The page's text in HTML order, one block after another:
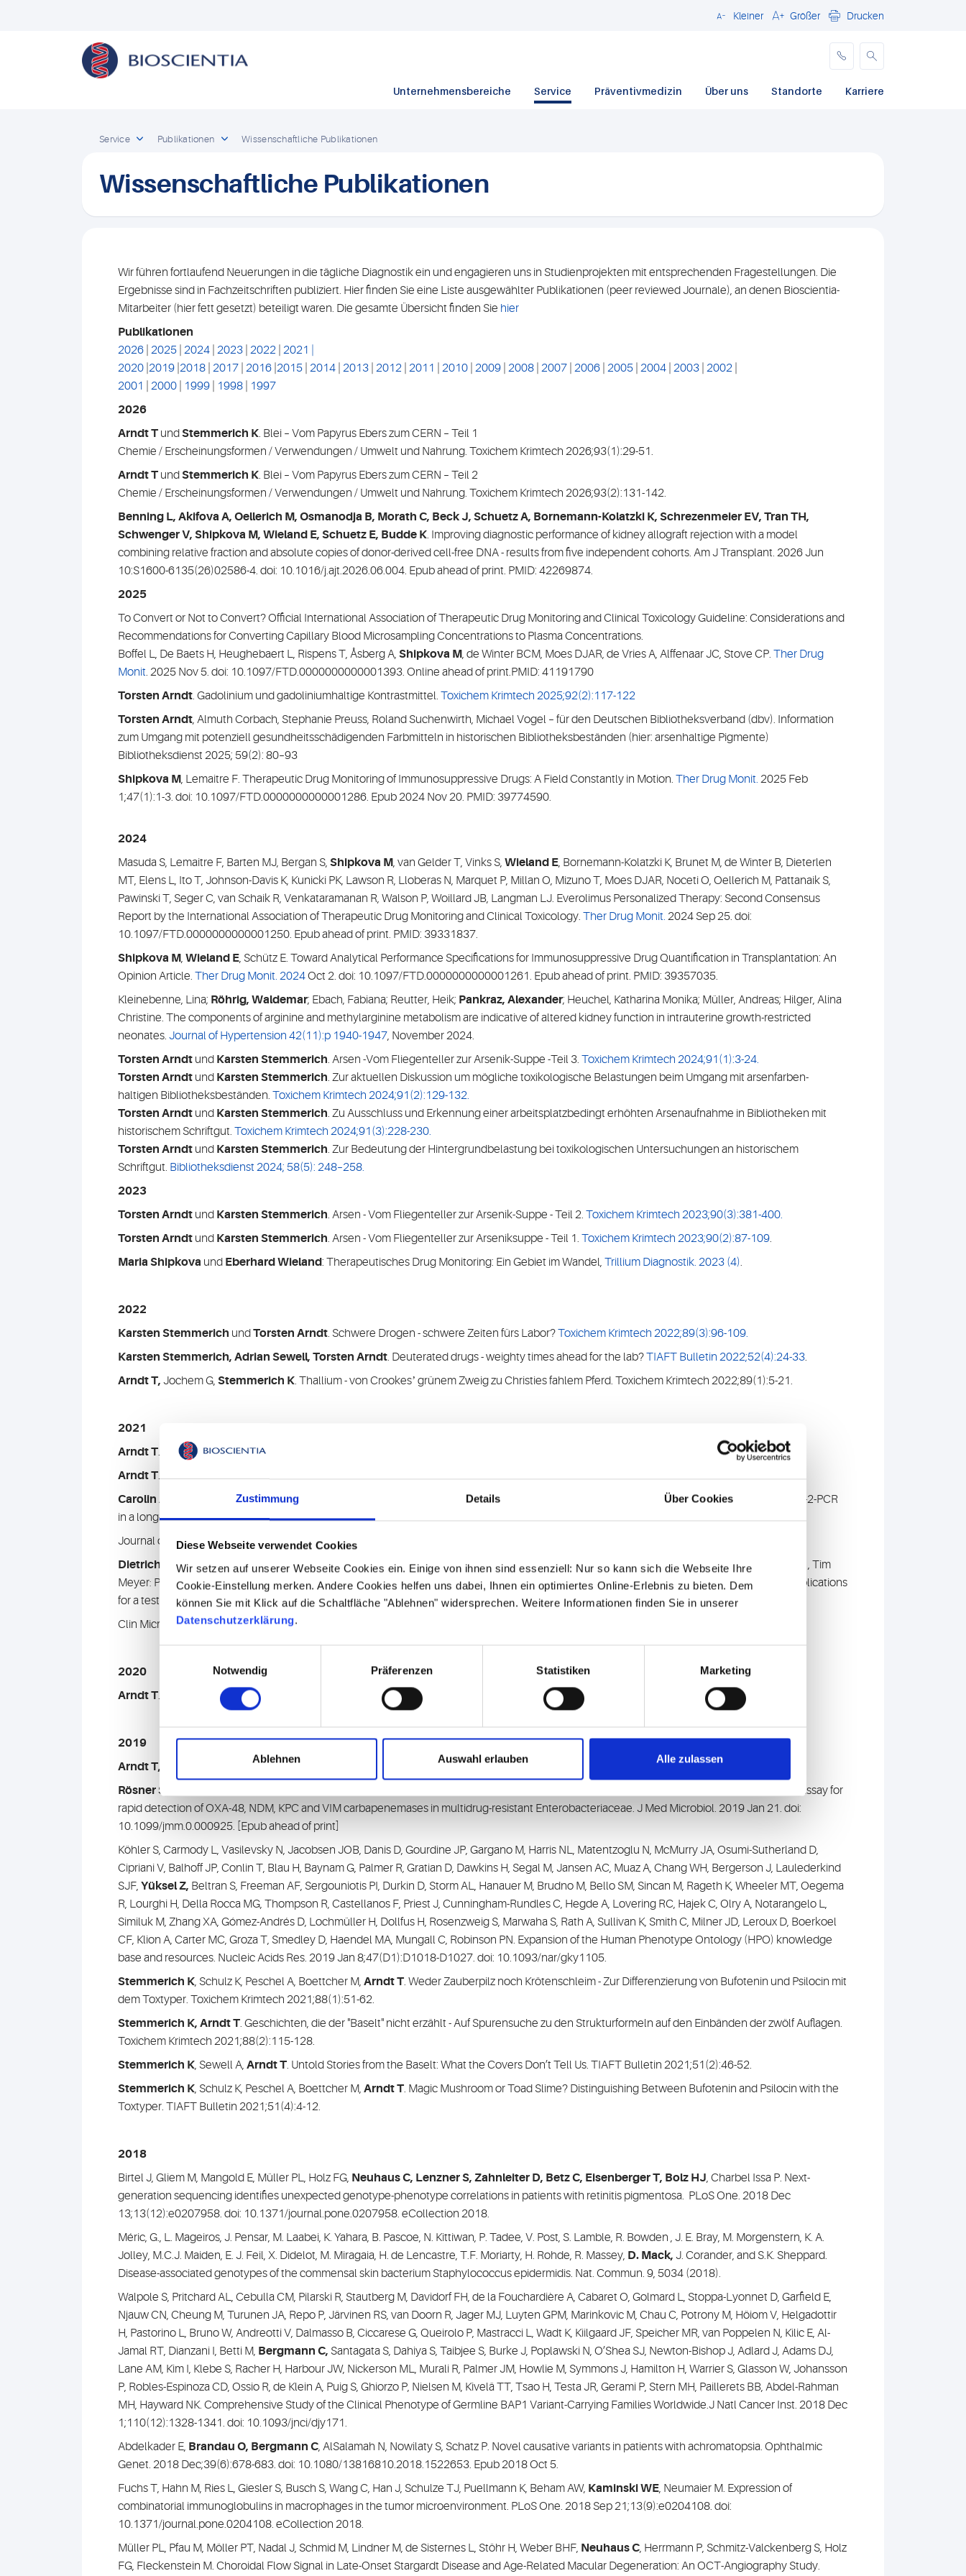
Zustimmung Details Über Cookies
Diese Webseite verwendet Cookies
Wir setzen auf unserer Webseite Cookies ein. Einige von ihnen sind essenziell: Nur so kann sich die Webseite Ihre
Cookie-Einstellung merken. Andere Cookies helfen uns dabei, Ihnen ein optimiertes Online-Erlebnis zu bieten. Dem
können Sie mit Klick auf die Schaltfläche "Ablehnen" widersprechen. Weitere Informationen finden Sie in unserer
Datenschutzerklärung.
Notwendig
Präferenzen Statistiken Marketing
Ablehnen Auswahl erlauben Alle zulassen
Schließen
Kleiner Größer Drucken
Unternehmensbereiche Service Präventivmedizin Über uns Standorte Karriere
Service Publikationen Wissenschaftliche Publikationen
Wissenschaftliche Publikationen
Wir führen fortlaufend Neuerungen in die tägliche Diagnostik ein und engagieren uns in Studienprojekten mit entsprechenden Fragestellungen. Die
Ergebnisse sind in Fachzeitschriften publiziert. Hier finden Sie eine Liste ausgewählter Publikationen (peer reviewed Journale), an denen Bioscientia-
Mitarbeiter (hier fett gesetzt) beteiligt waren. Die gesamte Übersicht finden Sie hier
Publikationen
2026 2025 2024 2023 2022 2021
2020 2019 2018 2017 2016 2015 2014 2013 2012 2011 2010 2009 2008 2007 2006 2005 2004 2003 2002
2001
2000 1999 1998
1997
2026
Arndt T undStemmerich K. Blei – Vom Papyrus Ebers zum CERN – Teil 1
Chemie / Erscheinungsformen / Verwendungen / Umwelt und Nahrung. Toxichem Krimtech 2026;93(1):29-51.
Arndt T undStemmerich K. Blei – Vom Papyrus Ebers zum CERN – Teil 2
Chemie / Erscheinungsformen / Verwendungen / Umwelt und Nahrung. Toxichem Krimtech 2026;93(2):131-142.
Benning L, Akifova A, Oellerich M, Osmanodja B, Morath C, Beck J, Schuetz A, Bornemann-Kolatzki K, Schrezenmeier EV, Tran TH,
Schwenger V, Shipkova M, Wieland E, Schuetz E, Budde K. Improving diagnostic performance of kidney allograft rejection with a model
combining relative fraction and absolute copies of donor-derived cell-free DNA - results from five independent cohorts. Am J Transplant. 2026 Jun
10:S1600-6135(26)02586-4. doi: 10.1016/j.ajt.2026.06.004. Epub ahead of print. PMID: 42269874.
2025
To Convert or Not to Convert? Official International Association of Therapeutic Drug Monitoring and Clinical Toxicology Guideline: Considerations and
Recommendations for Converting Capillary Blood Microsampling Concentrations to Plasma Concentrations.
Boffel L, De Baets H, Heughebaert L, Rispens T, Åsberg A, Shipkova M, de Winter BCM, Moes DJAR, de Vries A, Alffenaar JC, Stove CP. Ther Drug
Monit. 2025 Nov 5. doi: 10.1097/FTD.0000000000001393. Online ahead of print.PMID: 41191790
Torsten Arndt. Gadolinium und gadoliniumhaltige Kontrastmittel. Toxichem Krimtech 2025;92(2):117-122
Torsten Arndt, Almuth Corbach, Stephanie Preuss, Roland Suchenwirth, Michael Vogel – für den Deutschen Bibliotheksverband (dbv). Information
zum Umgang mit potenziell gesundheitsschädigenden Farbmitteln in historischen Bibliotheksbeständen (hier: arsenhaltige Pigmente)
Bibliotheksdienst 2025; 59(2): 80–93
Shipkova M, Lemaitre F. Therapeutic Drug Monitoring of Immunosuppressive Drugs: A Field Constantly in Motion. Ther Drug Monit. 2025 Feb
1;47(1):1-3. doi: 10.1097/FTD.0000000000001286. Epub 2024 Nov 20. PMID: 39774590.
2024
Masuda S, Lemaitre F, Barten MJ, Bergan S, Shipkova M, van Gelder T, Vinks S, Wieland E, Bornemann-Kolatzki K, Brunet M, de Winter B, Dieterlen
MT, Elens L, Ito T, Johnson-Davis K, Kunicki PK, Lawson R, Lloberas N, Marquet P, Millan O, Mizuno T, Moes DJAR, Noceti O, Oellerich M, Pattanaik S,
Pawinski T, Seger C, van Schaik R, Venkataramanan R, Walson P, Woillard JB, Langman LJ. Everolimus Personalized Therapy: Second Consensus
Report by the International Association of Therapeutic Drug Monitoring and Clinical Toxicology. Ther Drug Monit. 2024 Sep 25. doi:
10.1097/FTD.0000000000001250. Epub ahead of print. PMID: 39331837.
Shipkova M, Wieland E, Schütz E. Toward Analytical Performance Specifications for Immunosuppressive Drug Quantification in Transplantation: An
Opinion Article. Ther Drug Monit. 2024Oct 2. doi: 10.1097/FTD.0000000000001261. Epub ahead of print. PMID: 39357035.
Kleinebenne, Lina; Röhrig, Waldemar; Ebach, Fabiana; Reutter, Heik; Pankraz, Alexander; Heuchel, Katharina Monika; Müller, Andreas; Hilger, Alina
Christine. The components of arginine and methylarginine metabolism are indicative of altered kidney function in intrauterine growth-restricted
neonates. Journal of Hypertension 42(11):p 1940-1947, November 2024.
Torsten Arndt und Karsten Stemmerich. Arsen -Vom Fliegenteller zur Arsenik-Suppe -Teil 3. Toxichem Krimtech 2024;91(1):3-24.
Torsten Arndt und Karsten Stemmerich. Zur aktuellen Diskussion um mögliche toxikologische Belastungen beim Umgang mit arsenfarben-
haltigen Bibliotheksbeständen. Toxichem Krimtech 2024;91(2):129-132.
Torsten Arndt und Karsten Stemmerich. Zu Ausschluss und Erkennung einer arbeitsplatzbedingt erhöhten Arsenaufnahme in Bibliotheken mit
historischem Schriftgut. Toxichem Krimtech 2024;91(3):228-230.
Torsten Arndt und Karsten Stemmerich. Zur Bedeutung der Hintergrundbelastung bei toxikologischen Untersuchungen an historischem
Schriftgut. Bibliotheksdienst 2024; 58(5): 248–258.
2023
Torsten Arndt und Karsten Stemmerich. Arsen - Vom Fliegenteller zur Arsenik-Suppe - Teil 2. Toxichem Krimtech 2023;90(3):381-400.
Torsten Arndt und Karsten Stemmerich. Arsen - Vom Fliegenteller zur Arseniksuppe - Teil 1. Toxichem Krimtech 2023;90(2):87-109.
Maria Shipkova und Eberhard Wieland: Therapeutisches Drug Monitoring: Ein Gebiet im Wandel, Trillium Diagnostik. 2023 (4).
2022
Karsten Stemmerich undTorsten Arndt. Schwere Drogen - schwere Zeiten fürs Labor?Toxichem Krimtech 2022;89(3):96-109.
Karsten Stemmerich, Adrian Sewell, Torsten Arndt. Deuterated drugs - weighty times ahead for the lab?TIAFT Bulletin 2022;52(4):24-33.
Arndt T, Jochem G, Stemmerich K. Thallium - von Crookesʼ grünem Zweig zu Christies fahlem Pferd. Toxichem Krimtech 2022;89(1):5-21.
2021
Arndt T. Phosphin und Phosphide. Toxichem Krimtech 2022;89(2):50-56.
Arndt T. Faszinosum Interdisziplinarität - Der Blick über den Tellerrand. Toxichem Krimtech 2022;89(2):60-61.
Carolin Ade
Joachim Pum,Iris Abele , Dirk Bockmühl,Bernhard Zöllner:
Analysis of cycle threshold values in SARS-CoV-2-PCR
in a long-term study.
Journal of Clinical Virology 138 (2021) 104791
Dietrich Mack , Barbara Christine Gärtner, Annika Rössler Janine Kimpel,Katrin Donde ,Oliver Harzer , Werner Krutsch, Dorothee von Laer
, Tim
Meyer: Prevalence of SARS-CoV-2 IgG antibodies in a large prospective cohort study of elite football players in Germany (May-June 2020): implications
for a testing protocol in asymptomatic individuals and estimation of the rate of undetected cases.
Clin Microbiol Infect. 2021 Mar;27(3):473.e1-473.e4. doi: 10.1016/j.cmi.2020.11.033. Epub 2020 Dec 5.
2020
Arndt T. Cyanit - Die Endung macht das Gift. Toxichem Krimtech 2020;87(3):117-119.
2019
Arndt T,
Sewell AC. Suicide without a Victim. TIAFT Bulletin 2021;51(1)4-5.
Rösner S, Kamalanabhaiah S, Küsters U, Kolbert M,
. Evaluation of a novel immunochromatographic lateral flow assay for
rapid detection of OXA-48, NDM, KPC and VIM carbapenemases in multidrug-resistant Enterobacteriaceae. J Med Microbiol. 2019 Jan 21. doi:
10.1099/jmm.0.000925. [Epub ahead of print]
Köhler S, Carmody L, Vasilevsky N, Jacobsen JOB, Danis D, Gourdine JP, Gargano M, Harris NL, Matentzoglu N, McMurry JA, Osumi-Sutherland D,
Cipriani V, Balhoff JP, Conlin T, Blau H, Baynam G, Palmer R, Gratian D, Dawkins H, Segal M, Jansen AC, Muaz A, Chang WH, Bergerson J, Laulederkind
SJF, Yüksel Z, Beltran S, Freeman AF, Sergouniotis PI, Durkin D, Storm AL, Hanauer M, Brudno M, Bello SM, Sincan M, Rageth K, Wheeler MT, Oegema
R, Lourghi H, Della Rocca MG, Thompson R, Castellanos F, Priest J, Cunningham-Rundles C, Hegde A, Lovering RC, Hajek C, Olry A, Notarangelo L,
Similuk M, Zhang XA, Gómez-Andrés D, Lochmüller H, Dollfus H, Rosenzweig S, Marwaha S, Rath A, Sullivan K, Smith C, Milner JD, Leroux D, Boerkoel
CF, Klion A, Carter MC, Groza T, Smedley D, Haendel MA, Mungall C, Robinson PN. Expansion of the Human Phenotype Ontology (HPO) knowledge
base and resources. Nucleic Acids Res. 2019 Jan 8;47(D1):D1018-D1027. doi: 10.1093/nar/gky1105.
Stemmerich K, Schulz K, Peschel A, Boettcher M, Arndt T. Weder Zauberpilz noch Krötenschleim - Zur Differenzierung von Bufotenin und Psilocin mit
dem Toxtyper. Toxichem Krimtech 2021;88(1):51-62.
Stemmerich K, Arndt T. Geschichten, die der "Baselt" nicht erzählt - Auf Spurensuche zu den Strukturformeln auf den Einbänden der zwölf Auflagen.
Toxichem Krimtech 2021;88(2):115-128.
Stemmerich K, Sewell A, Arndt T. Untold Stories from the Baselt: What the Covers Don’t Tell Us. TIAFT Bulletin 2021;51(2):46-52.
Stemmerich K, Schulz K, Peschel A, Boettcher M, Arndt T. Magic Mushroom or Toad Slime? Distinguishing Between Bufotenin and Psilocin with the
Toxtyper. TIAFT Bulletin 2021;51(4):4-12.
2018
Birtel J, Gliem M, Mangold E, Müller PL, Holz FG, Neuhaus C, Lenzner S, Zahnleiter D, Betz C, Eisenberger T, Bolz HJ, Charbel Issa P. Next-
generation sequencing identifies unexpected genotype-phenotype correlations in patients with retinitis pigmentosa. PLoS One. 2018 Dec
13;13(12):e0207958. doi: 10.1371/journal.pone.0207958. eCollection 2018.
Méric, G., L. Mageiros, J. Pensar, M. Laabei, K. Yahara, B. Pascoe, N. Kittiwan, P. Tadee, V. Post, S. Lamble, R. Bowden , J. E. Bray, M. Morgenstern, K. A.
Jolley, M.C.J. Maiden, E. J. Feil, X. Didelot, M. Miragaia, H. de Lencastre, T.F. Moriarty, H. Rohde, R. Massey, D. Mack, J. Corander, and S.K. Sheppard.
Disease-associated genotypes of the commensal skin bacterium Staphylococcus epidermidis. Nat. Commun. 9, 5034 (2018).
Walpole S, Pritchard AL, Cebulla CM, Pilarski R, Stautberg M, Davidorf FH, de la Fouchardière A, Cabaret O, Golmard L, Stoppa-Lyonnet D, Garfield E,
Njauw CN, Cheung M, Turunen JA, Repo P, Järvinen RS, van Doorn R, Jager MJ, Luyten GPM, Marinkovic M, Chau C, Potrony M, Höiom V, Helgadottir
H, Pastorino L, Bruno W, Andreotti V, Dalmasso B, Ciccarese G, Queirolo P, Mastracci L, Wadt K, Kiilgaard JF, Speicher MR, van Poppelen N, Kilic E, Al-
Jamal RT, Dianzani I, Betti M, Bergmann C, Santagata S, Dahiya S, Taibjee S, Burke J, Poplawski N, O’Shea SJ, Newton-Bishop J, Adlard J, Adams DJ,
Lane AM, Kim I, Klebe S, Racher H, Harbour JW, Nickerson ML, Murali R, Palmer JM, Howlie M, Symmons J, Hamilton H, Warrier S, Glasson W, Johansson
P, Robles-Espinoza CD, Ossio R, de Klein A, Puig S, Ghiorzo P, Nielsen M, Kivelä TT, Tsao H, Testa JR, Gerami P, Stern MH, Paillerets BB, Abdel-Rahman
MH, Hayward NK. Comprehensive Study of the Clinical Phenotype of Germline BAP1 Variant-Carrying Families Worldwide.J Natl Cancer Inst. 2018 Dec
1;110(12):1328-1341. doi: 10.1093/jnci/djy171.
Abdelkader E, Brandau O, Bergmann C, AlSalamah N, Nowilaty S, Schatz P. Novel causative variants in patients with achromatopsia. Ophthalmic
Genet. 2018 Dec;39(6):678-683. doi: 10.1080/13816810.2018.1522653. Epub 2018 Oct 5.
Fuchs T, Hahn M, Ries L, Giesler S, Busch S, Wang C, Han J, Schulze TJ, Puellmann K, Beham AW, Kaminski WE, Neumaier M. Expression of
combinatorial immunoglobulins in macrophages in the tumor microenvironment. PLoS One. 2018 Sep 21;13(9):e0204108. doi:
10.1371/journal.pone.0204108. eCollection 2018.
Müller PL, Pfau M, Möller PT, Nadal J, Schmid M, Lindner M, de Sisternes L, Stöhr H, Weber BHF, Neuhaus C, Herrmann P, Schmitz-Valckenberg S, Holz
FG, Fleckenstein M. Choroidal Flow Signal in Late-Onset Stargardt Disease and Age-Related Macular Degeneration: An OCT-Angiography Study.